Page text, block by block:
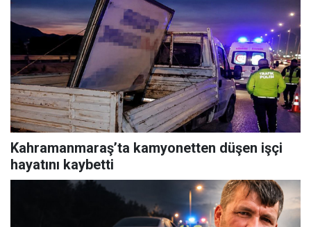
Kahramanmaraş’ta kamyonetten düşen işçi
hayatını kaybetti